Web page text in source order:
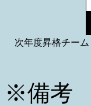
次年度昇格チーム
※備考